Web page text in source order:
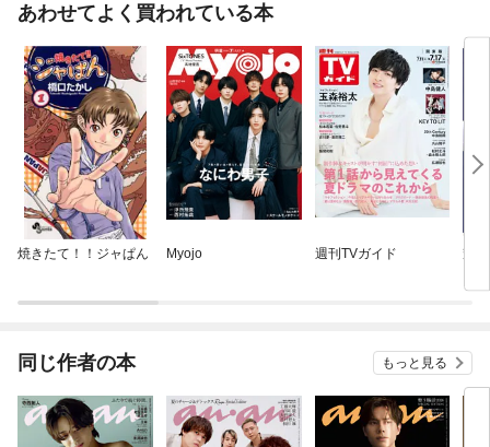
あわせてよく買われている本
焼きたて！！ジャぱん Myojo 週刊TVガイド 輝
同じ作者の本 もっと見る